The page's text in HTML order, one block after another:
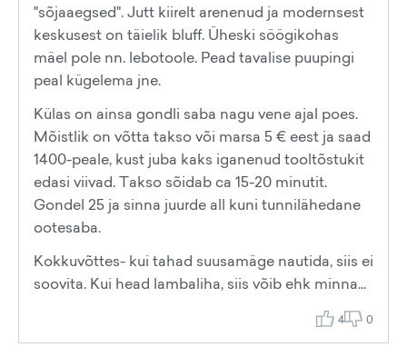
"sõjaaegsed". Jutt kiirelt arenenud ja modernsest
keskusest on täielik bluff. Üheski söögikohas
mäel pole nn. lebotoole. Pead tavalise puupingi
peal kügelema jne.
Külas on ainsa gondli saba nagu vene ajal poes.
Mõistlik on võtta takso või marsa 5 € eest ja saad
1400-peale, kust juba kaks iganenud tooltõstukit
edasi viivad. Takso sõidab ca 15-20 minutit.
Gondel 25 ja sinna juurde all kuni tunnilähedane
ootesaba.
Kokkuvõttes- kui tahad suusamäge nautida, siis ei
soovita. Kui head lambaliha, siis võib ehk minna...
4 0